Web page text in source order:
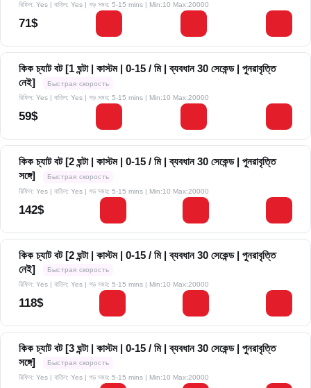
রিফিল: Yes | বাতিল: Yes | গড় সময়: 5-15 mins | Min:10 Max:20000
71$
কিক চ্যাট বট [1 ঘন্টা | কাস্টম | 0-15 / মি | ব্যবধান 30 সেকেন্ড | পুনরাবৃত্তি
নেই]
Быстрая скорость
রিফিল: Yes | বাতিল: Yes | গড় সময়: 5-15 mins | Min:10 Max:20000
59$
কিক চ্যাট বট [2 ঘন্টা | কাস্টম | 0-15 / মি | ব্যবধান 30 সেকেন্ড | পুনরাবৃত্তি
সঙ্গে]
Быстрая скорость
রিফিল: Yes | বাতিল: Yes | গড় সময়: 5-15 mins | Min:10 Max:20000
142$
কিক চ্যাট বট [2 ঘন্টা | কাস্টম | 0-15 / মি | ব্যবধান 30 সেকেন্ড | পুনরাবৃত্তি
নেই]
Быстрая скорость
রিফিল: Yes | বাতিল: Yes | গড় সময়: 5-15 mins | Min:10 Max:20000
118$
কিক চ্যাট বট [3 ঘন্টা | কাস্টম | 0-15 / মি | ব্যবধান 30 সেকেন্ড | পুনরাবৃত্তি
সঙ্গে]
Быстрая скорость
রিফিল: Yes | বাতিল: Yes | গড় সময়: 5-15 mins | Min:10 Max:20000